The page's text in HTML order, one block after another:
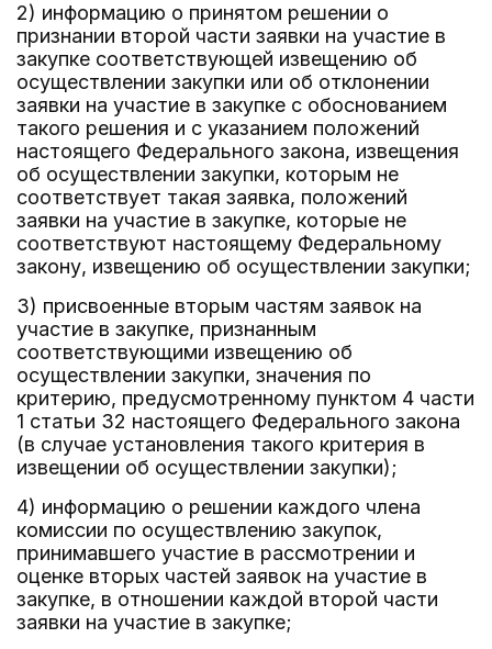
2) информацию о принятом решении о
признании второй части заявки на участие в
закупке соответствующей извещению об
осуществлении закупки или об отклонении
заявки на участие в закупке с обоснованием
такого решения и с указанием положений
настоящего Федерального закона, извещения
об осуществлении закупки, которым не
соответствует такая заявка, положений
заявки на участие в закупке, которые не
соответствуют настоящему Федеральному
закону, извещению об осуществлении закупки;
3) присвоенные вторым частям заявок на
участие в закупке, признанным
соответствующими извещению об
осуществлении закупки, значения по
критерию, предусмотренному пунктом 4 части
1 статьи 32 настоящего Федерального закона
(в случае установления такого критерия в
извещении об осуществлении закупки);
4) информацию о решении каждого члена
комиссии по осуществлению закупок,
принимавшего участие в рассмотрении и
оценке вторых частей заявок на участие в
закупке, в отношении каждой второй части
заявки на участие в закупке;